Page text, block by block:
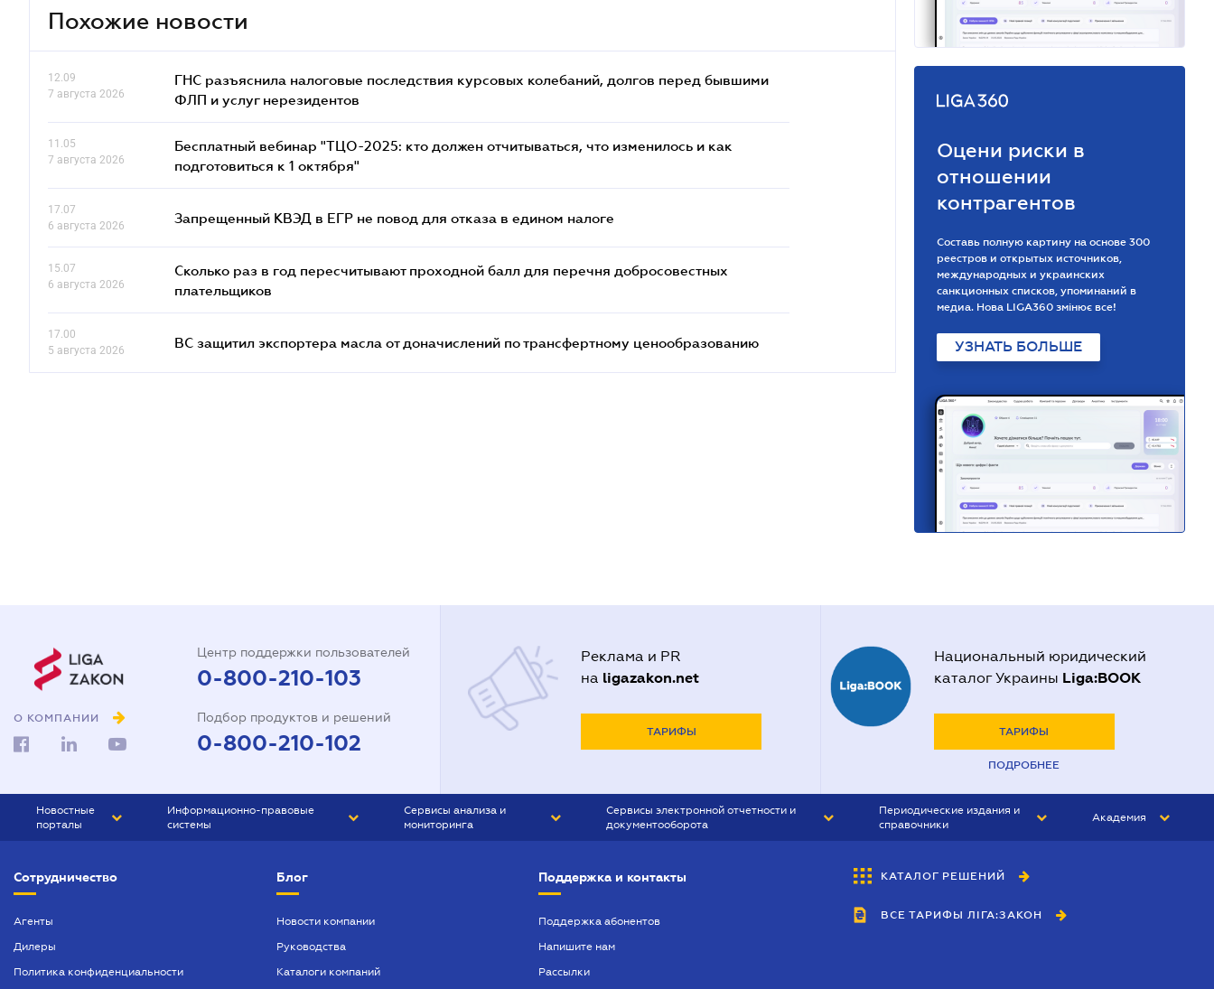
Похожие новости
12.09
7 августа 2026
ГНС разъяснила налоговые последствия курсовых колебаний, долгов перед бывшими
ФЛП и услуг нерезидентов
11.05
7 августа 2026
Бесплатный вебинар "ТЦО-2025: кто должен отчитываться, что изменилось и как
подготовиться к 1 октября"
17.07
6 августа 2026
Запрещенный КВЭД в ЕГР не повод для отказа в едином налоге
15.07
6 августа 2026
Сколько раз в год пересчитывают проходной балл для перечня добросовестных
плательщиков
17.00
5 августа 2026
ВС защитил экспортера масла от доначислений по трансфертному ценообразованию
Оцени риски в
отношении
контрагентов
Составь полную картину на основе 300
реестров и открытых источников,
международных и украинских
санкционных списков, упоминаний в
медиа. Нова LIGA360 змінює все!
УЗНАТЬ БОЛЬШЕ
О КОМПАНИИ
Центр поддержки пользователей
0-800-210-103
Подбор продуктов и решений
0-800-210-102
Реклама и PR
на ligazakon.net
ТАРИФЫ
Национальный юридический
каталог Украины Liga:BOOK
ТАРИФЫ
ПОДРОБНЕЕ
Новостные
порталы
БИЗНЕС
Информационно-правовые
системы
БУХГАЛТЕР ПРОФ
ЮРИСТ ПРОФ
Сервисы анализа и
мониторинга
Сервисы электронной отчетности и
документооборота
Периодические издания и
справочники
БУХГАЛТЕР&ЗАКОН
ВЕСТНИК МСФО
Академия
Сотрудничество
Агенты
Дилеры
Политика конфиденциальности
Блог
Новости компании
Руководства
Каталоги компаний
Поддержка и контакты
Поддержка абонентов
Напишите нам
Рассылки
КАТАЛОГ РЕШЕНИЙ
ВСЕ ТАРИФЫ ЛІГА:ЗАКОН